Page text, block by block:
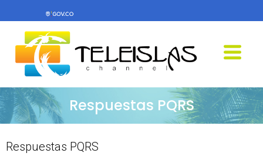
Respuestas PQRS
Respuestas PQRS